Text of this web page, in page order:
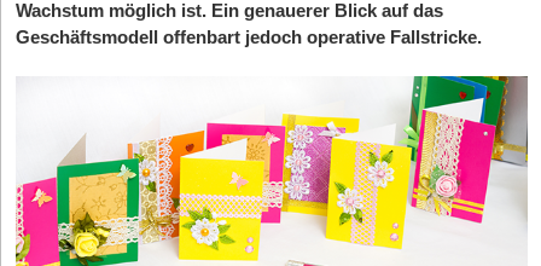
Wachstum möglich ist. Ein genauerer Blick auf das
Geschäftsmodell offenbart jedoch operative Fallstricke.